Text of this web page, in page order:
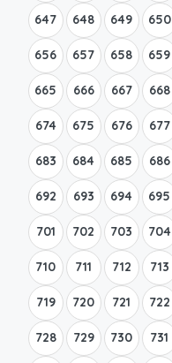
647 648 649 650
656 657 658 659
665 666 667 668
674 675 676 677
683 684 685 686
692 693 694 695
701 702 703 704
710 711 712 713
719 720 721 722
728 729 730 731